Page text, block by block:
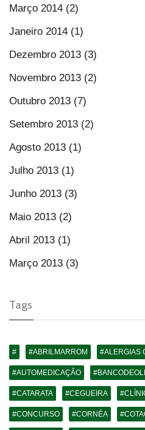
Março 2014 (2)
Janeiro 2014 (1)
Dezembro 2013 (3)
Novembro 2013 (2)
Outubro 2013 (7)
Setembro 2013 (2)
Agosto 2013 (1)
Julho 2013 (1)
Junho 2013 (3)
Maio 2013 (2)
Abril 2013 (1)
Março 2013 (3)
Tags
# #ABRILMARROM #ALERGIAS
#AUTOMEDICAÇÃO
#CATARATA #CEGUEIRA
#CONCURSO #CORNÉA